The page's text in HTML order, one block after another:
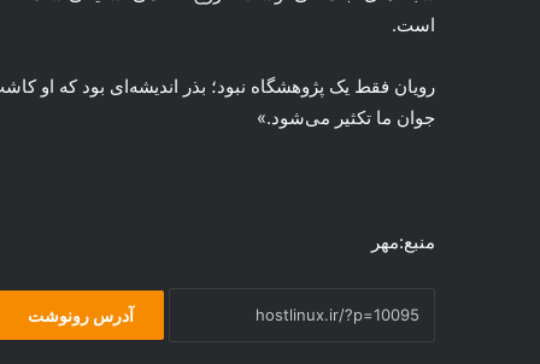
است.
رویان فقط یک پژوهشگاه نبود؛ بذر اندیشه‌ای بود که او
جوان ما تکثیر می‌شود.»
منبع:مهر
آدرس رونوشت